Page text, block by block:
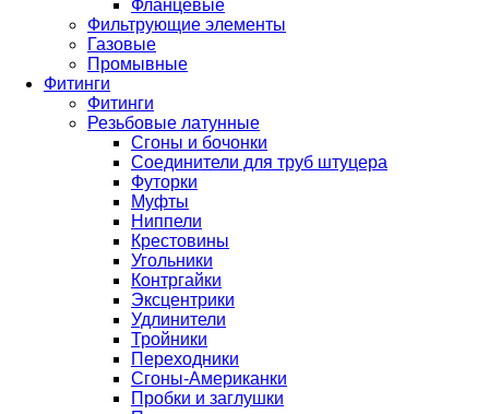
Фланцевые
Фильтрующие элементы
Газовые
Промывные
Фитинги
Фитинги
Резьбовые латунные
Сгоны и бочонки
Соединители для труб штуцера
Футорки
Муфты
Ниппели
Крестовины
Угольники
Контргайки
Эксцентрики
Удлинители
Тройники
Переходники
Сгоны-Американки
Пробки и заглушки